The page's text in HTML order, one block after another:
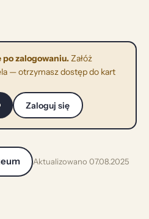
zalogowaniu.Załóż
— otrzymasz dostęp do kart
Zaloguj się
Aktualizowano 07.08.2025